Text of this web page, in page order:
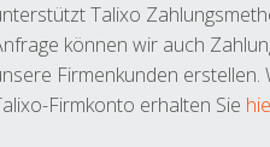
Talixo
können wir auch
Firmenkunden
Firmkonto erhalten Sie